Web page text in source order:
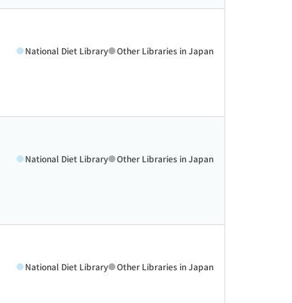
National Diet Library Other Libraries in Japan
National Diet Library Other Libraries in Japan
National Diet Library Other Libraries in Japan